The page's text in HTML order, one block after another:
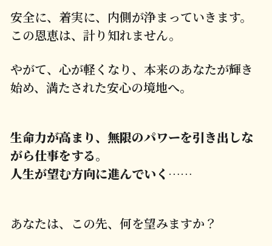
安全に、着実に、内側が浄まっていきます。
この恩恵は、計り知れません。
やがて、心が軽くなり、本来のあなたが輝き
始め、満たされた安心の境地へ。
生命力が高まり、無限のパワーを引き出しな
がら仕事をする。
人生が望む方向に進んでいく……
あなたは、この先、何を望みますか？